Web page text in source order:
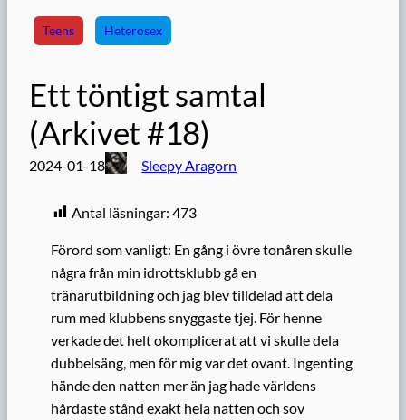
Teens Heterosex
Ett töntigt samtal
(Arkivet #18)
2024-01-18 Sleepy Aragorn
Antal läsningar: 473
Förord som vanligt: En gång i övre tonåren skulle
några från min idrottsklubb gå en
tränarutbildning och jag blev tilldelad att dela
rum med klubbens snyggaste tjej. För henne
verkade det helt okomplicerat att vi skulle dela
dubbelsäng, men för mig var det ovant. Ingenting
hände den natten mer än jag hade världens
hårdaste stånd exakt hela natten och sov